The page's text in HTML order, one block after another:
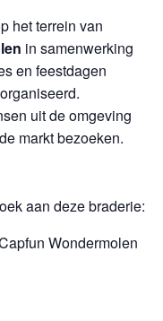
het terrein van
in samenwerking
en feestdagen
uit de omgeving
markt bezoeken.
aan deze braderie:
Wondermolen